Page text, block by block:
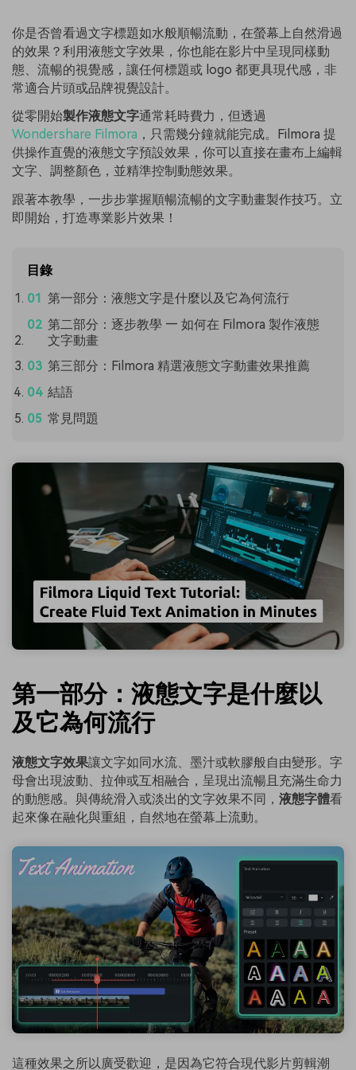
你是否曾看過文字標題如水般順暢流動，在螢幕上自然滑過
的效果？利用液態文字效果，你也能在影片中呈現同樣動
態、流暢的視覺感，讓任何標題或 logo 都更具現代感，非
常適合片頭或品牌視覺設計。
從零開始製作液態文字通常耗時費力，但透過
Wondershare Filmora ，只需幾分鐘就能完成。Filmora 提
供操作直覺的液態文字預設效果，你可以直接在畫布上編輯
文字、調整顏色，並精準控制動態效果。
跟著本教學，一步步掌握順暢流暢的文字動畫製作技巧。立
即開始，打造專業影片效果！
目錄
第一部分：液態文字是什麼以及它為何流行
第二部分：逐步教學 — 如何在 Filmora 製作液態
文字動畫
第三部分：Filmora 精選液態文字動畫效果推薦
結語
常見問題
第一部分：液態文字是什麼以
及它為何流行
液態文字效果讓文字如同水流、墨汁或軟膠般自由變形。字
母會出現波動、拉伸或互相融合，呈現出流暢且充滿生命力
的動態感。與傳統滑入或淡出的文字效果不同， 液態字體看
起來像在融化與重組，自然地在螢幕上流動。
這種效果之所以廣受歡迎，是因為它符合現代影片剪輯潮